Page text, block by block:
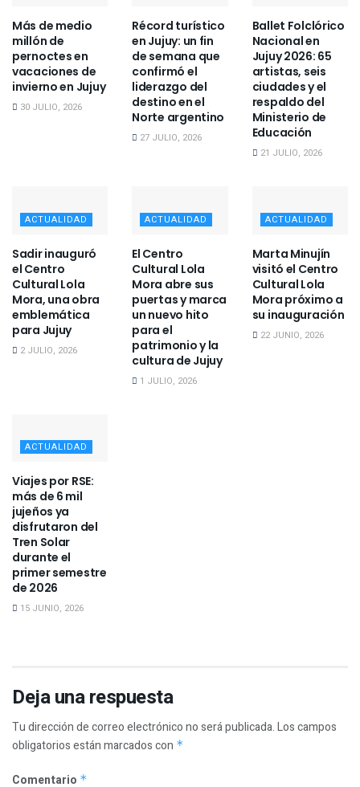
Más de medio
millón de
pernoctes en
vacaciones de
invierno en Jujuy
30 JULIO, 2026
Récord turístico
en Jujuy: un fin
de semana que
confirmó el
liderazgo del
destino en el
Norte argentino
27 JULIO, 2026
Ballet Folclórico
Nacional en
Jujuy 2026: 65
artistas, seis
ciudades y el
respaldo del
Ministerio de
Educación
21 JULIO, 2026
ACTUALIDAD
Sadir inauguró
el Centro
Cultural Lola
Mora, una obra
emblemática
para Jujuy
2 JULIO, 2026
ACTUALIDAD
El Centro
Cultural Lola
Mora abre sus
puertas y marca
un nuevo hito
para el
patrimonio y la
cultura de Jujuy
1 JULIO, 2026
ACTUALIDAD
Marta Minujín
visitó el Centro
Cultural Lola
Mora próximo a
su inauguración
22 JUNIO, 2026
ACTUALIDAD
Viajes por RSE:
más de 6 mil
jujeños ya
disfrutaron del
Tren Solar
durante el
primer semestre
de 2026
15 JUNIO, 2026
Deja una respuesta
Tu dirección de correo electrónico no será publicada.Los campos
obligatorios están marcados con *
Comentario *